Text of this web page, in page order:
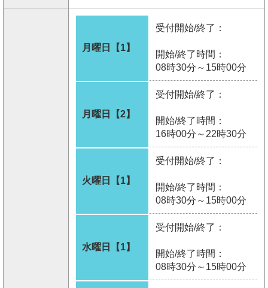
月曜日【1】
受付開始/終了：
開始/終了時間：
08時30分～15時00分
月曜日【2】
受付開始/終了：
開始/終了時間：
16時00分～22時30分
火曜日【1】
受付開始/終了：
開始/終了時間：
08時30分～15時00分
水曜日【1】
受付開始/終了：
開始/終了時間：
08時30分～15時00分